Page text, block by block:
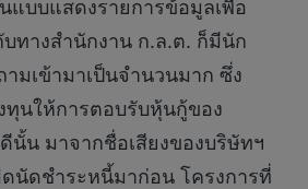
แบบแสดงรายการข้อมูลเพื่อ
ทางสำนักงาน ก.ล.ต. ก็มีนัก
มเข้ามาเป็นจำนวนมาก ซึ่ง
นให้การตอบรับหุ้นกู้ของ
นั้น มาจากชื่อเสียงของบริษัทฯ
นัดชำระหนี้มาก่อน โครงการที่